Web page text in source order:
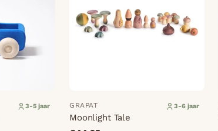
3-5 jaar GRAPAT 3-6 jaar
Moonlight Tale